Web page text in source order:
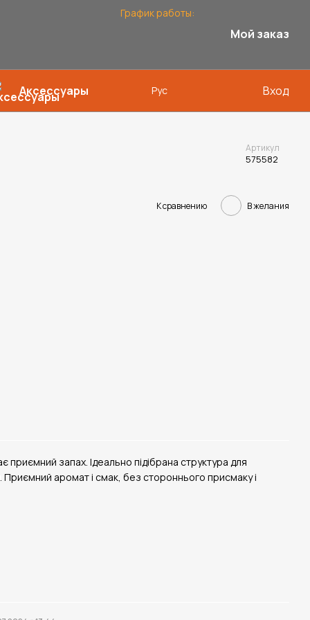
График работы:
Мой заказ
Аксессуары Рус Вход
Артикул
575582
К сравнению В желания
запах. Ідеально підібрана структура для
аромат і смак, без стороннього присмаку і